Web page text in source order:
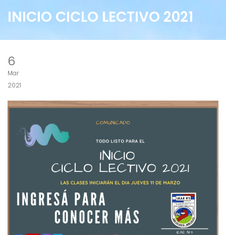
INICIO CICLO LECTIVO 2021
6
Mar
2021